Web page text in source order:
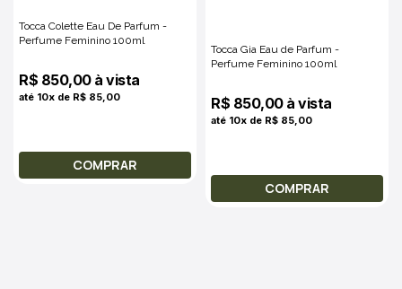
Tocca Colette Eau De Parfum -
Perfume Feminino 100ml
R$ 850,00 à vista
até 10x de R$ 85,00
COMPRAR
Tocca Gia Eau de Parfum -
Perfume Feminino 100ml
R$ 850,00 à vista
até 10x de R$ 85,00
COMPRAR